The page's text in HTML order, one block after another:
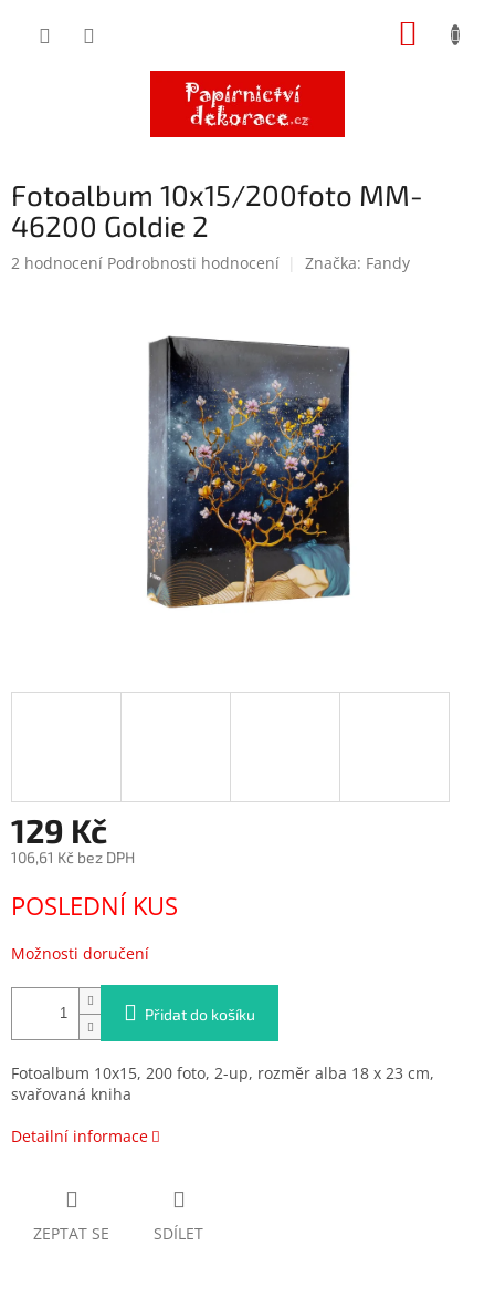
Fotoalbum 10x15/200foto MM-
46200 Goldie 2
Průměrné
2 hodnocení Podrobnosti hodnocení Značka: Fandy
129 Kč
106,61 Kč bez DPH
cena:
POSLEDNÍ KUS
Možnosti doručení
Přidat do košíku
Fotoalbum 10x15, 200 foto, 2-up, rozměr alba 18 x 23 cm,
svařovaná kniha
Detailní informace
ZEPTAT SE SDÍLET